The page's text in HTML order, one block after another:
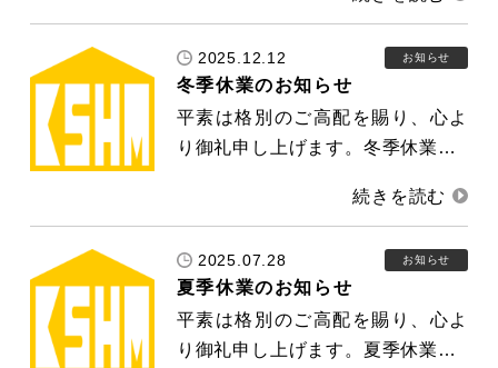
2025.12.12 お知らせ
冬季休業のお知らせ
平素は格別のご高配を賜り、心よ
り御礼申し上げます。冬季休業…
2025.07.28 お知らせ
夏季休業のお知らせ
平素は格別のご高配を賜り、心よ
り御礼申し上げます。夏季休業…